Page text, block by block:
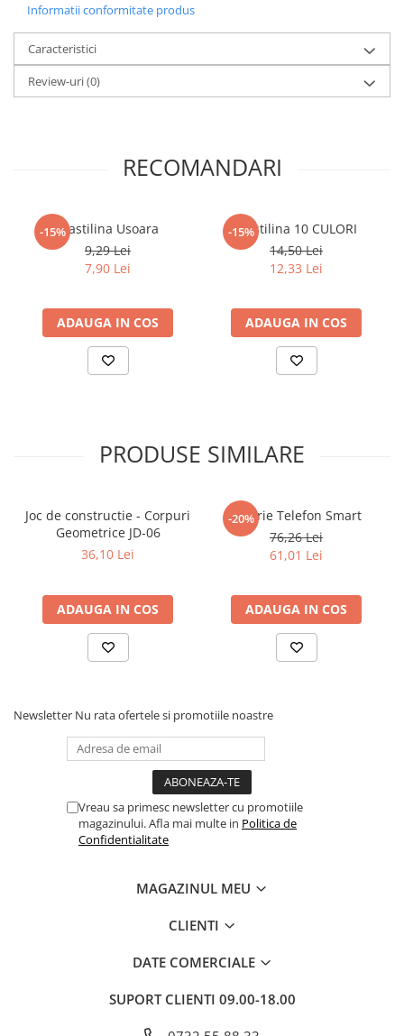
Senzatii/Suspans
Senzatii/Thriller
SF & Fantasy
Teatru
Adezivi si benzi adezive
Articole Birotica
Accesorii Arhivare
Hartie si Accesorii
Instrumente de scris
Organizare si Arhivare
Caiete si Carnetele scolare
Instrumente de scris
Instrumente si Truse Geometrie
Calculator
Consumabile & Accesorii
Beletristica
Literatura Romana
SF & Fantasy
Carte Prescolara, Joc
Informatii conformitate produs
Caracteristici
Review-uri(0)
RECOMANDARI
-15%Plastilina Usoara
9,29 Lei
7,90 Lei
ADAUGA IN COS
-15%
Plastilina 10 CULORI
14,50 Lei
12,33 Lei
ADAUGA IN COS
PRODUSE SIMILARE
Joc de constructie - Corpuri
Geometrice JD-06
36,10 Lei
ADAUGA IN COS
-20%
Jucarie Telefon Smart
76,26 Lei
61,01 Lei
ADAUGA IN COS
Newsletter Nu rata ofertele si promotiile noastre
Vreau sa primesc newsletter cu promotiile
magazinului. Afla mai multe in Politica de
Confidentialitate
MAGAZINUL MEU
CLIENTI
DATE COMERCIALE
SUPORT CLIENTI 09.00-18.00